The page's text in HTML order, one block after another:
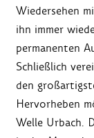
Wiedersehen
ihn immer
permanenten
Schließlich
den
Hervorheben
Welle Urbach.